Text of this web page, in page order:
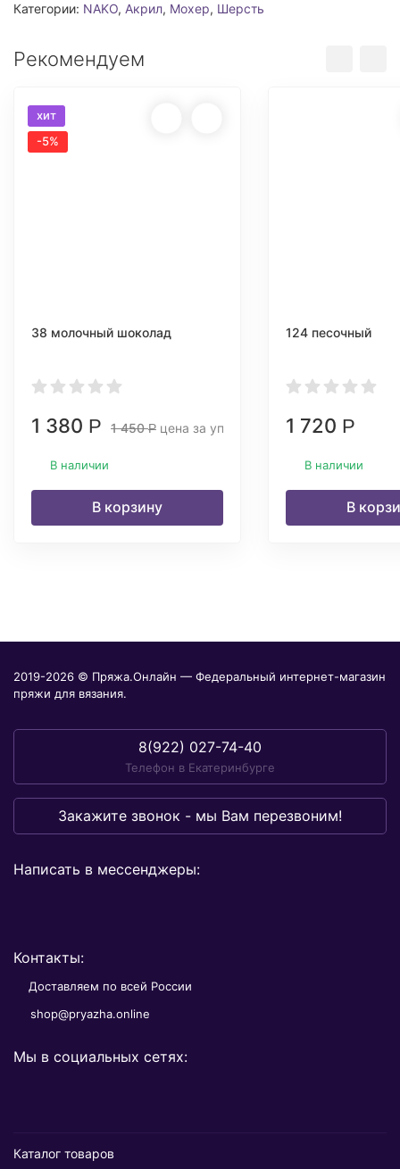
Категории: NAKO, Акрил, Мохер, Шерсть
Рекомендуем
хит
-5%
38 молочный шоколад
1 380 Р 1 450Р цена за уп.
В наличии
В корзину
124 песочный
1 720 Р
В наличии
В
2019-2026 © Пряжа.Онлайн — Федеральный интернет-магазин
пряжи для вязания.
8(922) 027-74-40
Телефон в Екатеринбурге
Закажите звонок - мы Вам перезвоним!
Написать в мессенджеры:
Контакты:
Доставляем по всей России
shop@pryazha.online
Мы в социальных сетях:
Каталог товаров